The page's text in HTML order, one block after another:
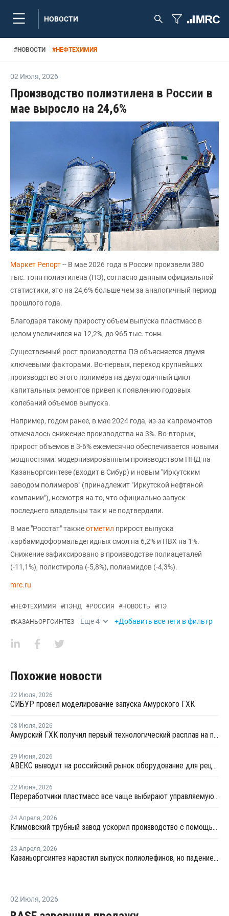
НОВОСТИ
#НОВОСТИ #НЕФТЕХИМИЯ
02 Июля, 2026
Производство полиэтилена в России в
мае выросло на 24,6%
Маркет Репорт-- В мае 2026 года в России произвели 380
тыс. тонн полиэтилена (ПЭ), согласно данным официальной
статистики, это на 24,6% больше чем за аналогичный период
прошлого года.
Благодаря такому приросту объем выпуска пластмасс в
целом увеличился на 12,2%, до 965 тыс. тонн.
Существенный рост производства ПЭ объясняется двумя
ключевыми факторами. Во-первых, переход крупнейших
производство этого полимера на двухгодичный цикл
капитальных ремонтов привел к появлению годовых
колебаний объемов выпуска.
Например, годом ранее, в мае 2024 года, из-за капремонтов
отмечалось снижение производства на 3%. Во-вторых,
прирост объемов в 3-6% ежемесячно обеспечивается новыми
мощностями: модернизированным производством ПНД на
Казаньоргсинтезе (входит в Сибур) и новым "Иркутским
заводом полимеров" (принадлежит "Иркутской нефтяной
компании"), несмотря на то, что официально запуск
последнего владельцы так и не подтвердили.
В мае "Росстат" такжеотметил прирост выпуска
карбамидоформальдегидных смол на 6,2% и ПВХ на 1%.
Снижение зафиксировано в производстве полиацеталей
(-11,1%), полистирола (-5,8%), полиамидов (-4,3%).
mrc.ru
#НЕФТЕХИМИЯ #ПЭНД #РОССИЯ #НОВОСТЬ #ПЭ
#КАЗАНЬОРГСИНТЕЗ Еще4 +Добавить все теги в фильтр
Похожие новости
22 Июля, 2026
СИБУР провел моделирование запуска Амурского ГХК
08 Июля, 2026
Амурский ГХК получил первый технологический расплав на производстве полиэтилена
29 Июня, 2026
АВЕКС выводит на российский рынок оборудование для рециклинга Avian Machinery
22 Июня, 2026
Переработчики пластмасс все чаще выбирают управляемую вторичную гранулу
24 Апреля, 2026
Климовский трубный завод ускорил производство с помощью роботов
23 Апреля, 2026
Казаньоргсинтез нарастил выпуск полиолефинов, но падение цен и рост долговой нагрузки обрушили прибыль
02 Июля, 2026